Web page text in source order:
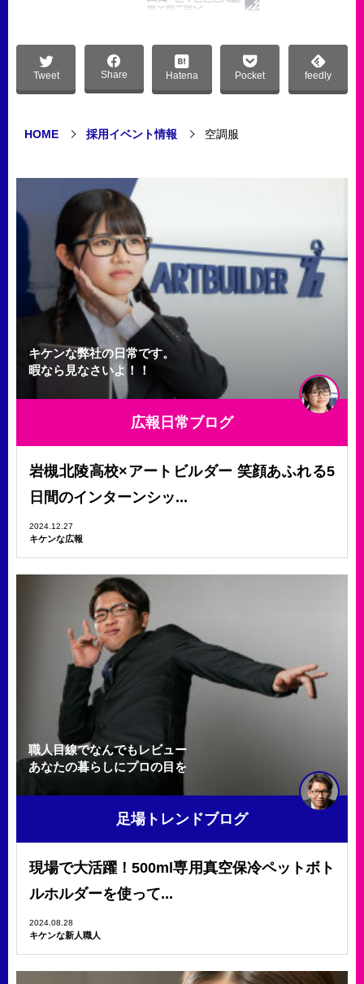
Tweet Share Hatena Pocket feedly
HOME 採用イベント情報 空調服
キケンな弊社の日常です。
暇なら見なさいよ！！
広報日常ブログ
岩槻北陵高校×アートビルダー 笑顔あふれる5
日間のインターンシッ...
2024.12.27
キケンな広報
職人目線でなんでもレビュー
あなたの暮らしにプロの目を
足場トレンドブログ
現場で大活躍！500ml専用真空保冷ペットボト
ルホルダーを使って...
2024.08.28
キケンな新人職人